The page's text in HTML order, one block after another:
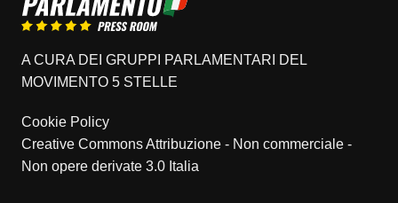
A CURA DEI GRUPPI PARLAMENTARI DEL
MOVIMENTO 5 STELLE
Cookie Policy
Creative Commons Attribuzione - Non commerciale -
Non opere derivate 3.0 Italia